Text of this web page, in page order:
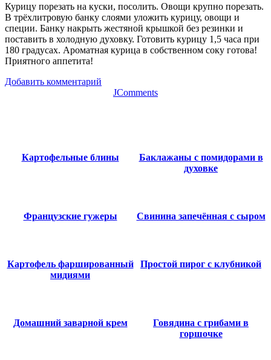
Курицу порезать на куски, посолить. Овощи крупно порезать.
В трёхлитровую банку слоями уложить курицу, овощи и
специи. Банку накрыть жестяной крышкой без резинки и
поставить в холодную духовку. Готовить курицу 1,5 часа при
180 градусах. Ароматная курица в собственном соку готова!
Приятного аппетита!
Добавить комментарий
JComments
Картофельные блины
Баклажаны с помидорами в
духовке
Французские гужеры Свинина запечённая с сыром
Картофель фаршированный
мидиями
Простой пирог с клубникой
Домашний заварной крем
Говядина с грибами в
горшочке